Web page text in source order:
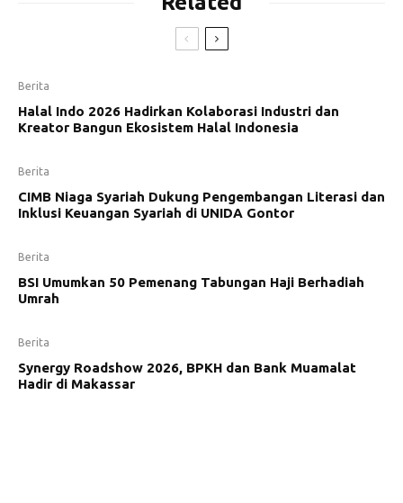
Berita
Halal Indo 2026 Hadirkan Kolaborasi Industri dan
Kreator Bangun Ekosistem Halal Indonesia
Berita
CIMB Niaga Syariah Dukung Pengembangan Literasi dan
Inklusi Keuangan Syariah di UNIDA Gontor
Berita
BSI Umumkan 50 Pemenang Tabungan Haji Berhadiah
Umrah
Berita
Synergy Roadshow 2026, BPKH dan Bank Muamalat
Hadir di Makassar